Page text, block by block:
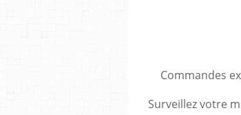
Commandes
Surveillez votre